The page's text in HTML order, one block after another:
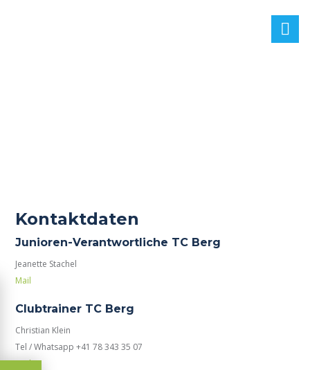
Kontaktdaten
Junioren-Verantwortliche TC Berg
Jeanette Stachel
Mail
Clubtrainer TC Berg
Christian Klein
Tel / Whatsapp +41 78 343 35 07‬
Mail